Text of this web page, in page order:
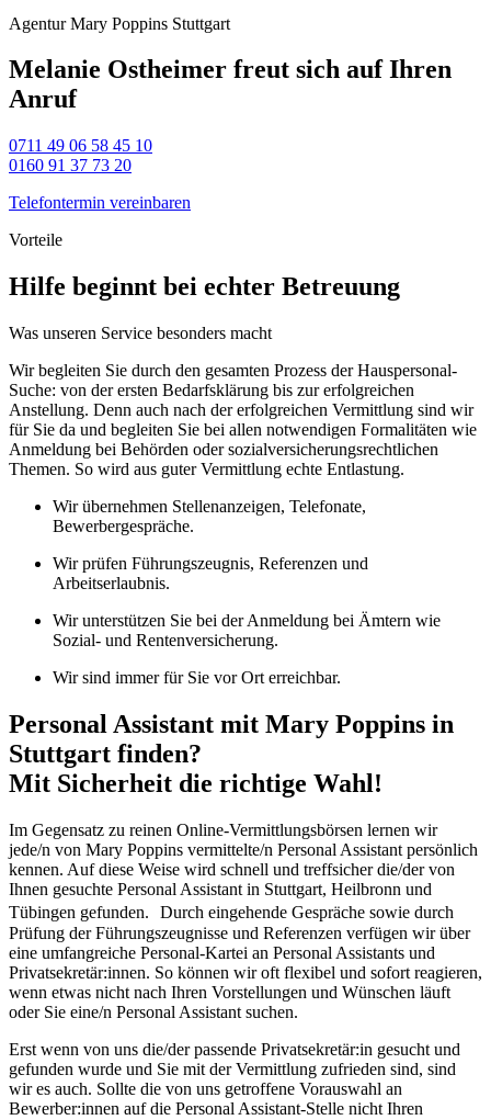
Agentur Mary Poppins Stuttgart
Melanie Ostheimer freut sich auf Ihren
Anruf
0711 49 06 58 45 10
0160 91 37 73 20
Telefontermin vereinbaren
Vorteile
Hilfe beginnt bei echter Betreuung
Was unseren Service besonders macht
Wir begleiten Sie durch den gesamten Prozess der Hauspersonal-
Suche: von der ersten Bedarfsklärung bis zur erfolgreichen
Anstellung. Denn auch nach der erfolgreichen Vermittlung sind wir
für Sie da und begleiten Sie bei allen notwendigen Formalitäten wie
Anmeldung bei Behörden oder sozialversicherungsrechtlichen
Themen. So wird aus guter Vermittlung echte Entlastung.
Wir übernehmen Stellenanzeigen, Telefonate,
Bewerbergespräche.
Wir prüfen Führungszeugnis, Referenzen und
Arbeitserlaubnis.
Wir unterstützen Sie bei der Anmeldung bei Ämtern wie
Sozial- und Rentenversicherung.
Wir sind immer für Sie vor Ort erreichbar.
Personal Assistant mit Mary Poppins in
Stuttgart finden?
Mit Sicherheit die richtige Wahl!
Im Gegensatz zu reinen Online-Vermittlungsbörsen lernen wir
jede/n von Mary Poppins vermittelte/n Personal Assistant persönlich
kennen. Auf diese Weise wird schnell und treffsicher die/der von
Ihnen gesuchte Personal Assistant in Stuttgart, Heilbronn und
Tübingen gefunden. Durch eingehende Gespräche sowie durch
Prüfung der Führungszeugnisse und Referenzen verfügen wir über
eine umfangreiche Personal-Kartei an Personal Assistants und
Privatsekretär:innen. So können wir oft flexibel und sofort reagieren,
wenn etwas nicht nach Ihren Vorstellungen und Wünschen läuft
oder Sie eine/n Personal Assistant suchen.
Erst wenn von uns die/der passende Privatsekretär:in gesucht und
gefunden wurde und Sie mit der Vermittlung zufrieden sind, sind
wir es auch. Sollte die von uns getroffene Vorauswahl an
Bewerber:innen auf die Personal Assistant-Stelle nicht Ihren